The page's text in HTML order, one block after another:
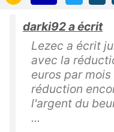
darki92 a écrit
Lezec a écrit
avec la
euros par
réduction
l'argent du
...